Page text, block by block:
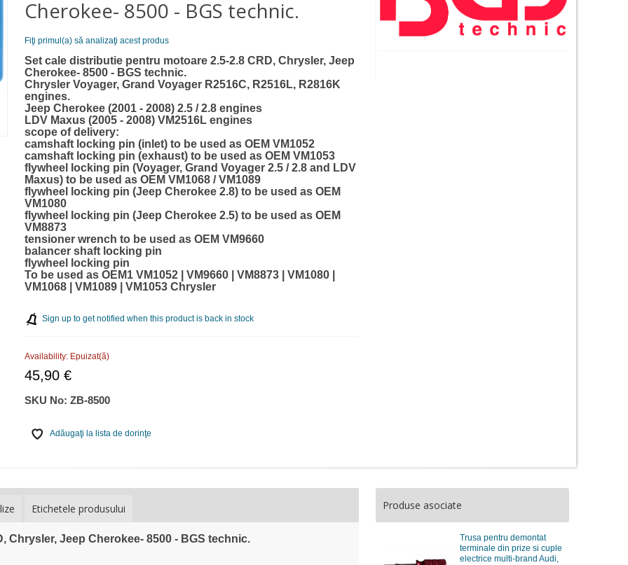
Cherokee- 8500 - BGS technic.
Fiţi primul(a) să analizaţi acest produs
Set cale distributie pentru motoare 2.5-2.8 CRD, Chrysler, Jeep
Cherokee- 8500 - BGS technic.
Chrysler Voyager, Grand Voyager R2516C, R2516L, R2816K
engines.
Jeep Cherokee (2001 - 2008) 2.5 / 2.8 engines
LDV Maxus (2005 - 2008) VM2516L engines
scope of delivery:
camshaft locking pin (inlet) to be used as OEM VM1052
camshaft locking pin (exhaust) to be used as OEM VM1053
flywheel locking pin (Voyager, Grand Voyager 2.5 / 2.8 and LDV
Maxus) to be used as OEM VM1068 / VM1089
flywheel locking pin (Jeep Cherokee 2.8) to be used as OEM
VM1080
flywheel locking pin (Jeep Cherokee 2.5) to be used as OEM
VM8873
tensioner wrench to be used as OEM VM9660
balancer shaft locking pin
flywheel locking pin
To be used as OEM1 VM1052 | VM9660 | VM8873 | VM1080 |
VM1068 | VM1089 | VM1053 Chrysler
Sign up to get notified when this product is back in stock
Availability: Epuizat(ă)
45,90 €
SKU No:ZB-8500
Adăugaţi la lista de dorinţe
Etichetele produsului
Chrysler, Jeep Cherokee- 8500 - BGS technic.
Produse asociate
Trusa pentru demontat
terminale din prize si cuple
electrice multi-brand Audi,